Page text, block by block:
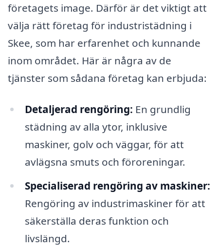
företagets image. Därför är det viktigt att
välja rätt företag för industristädning i
Skee, som har erfarenhet och kunnande
inom området. Här är några av de
tjänster som sådana företag kan erbjuda:
Detaljerad rengöring: En grundlig
städning av alla ytor, inklusive
maskiner, golv och väggar, för att
avlägsna smuts och föroreningar.
Specialiserad rengöring av maskiner:
Rengöring av industrimaskiner för att
säkerställa deras funktion och
livslängd.